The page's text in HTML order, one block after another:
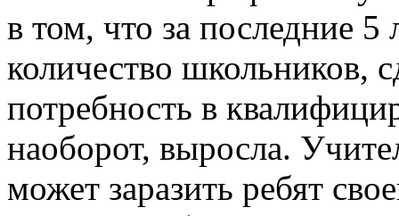
в том, что за последние 5
количество
потребность в
наоборот, выросла.
может заразить ребят